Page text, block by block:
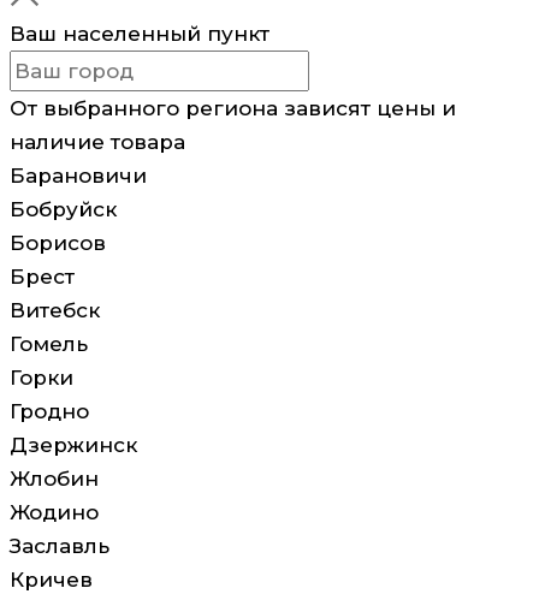
Ваш населенный пункт
От выбранного региона зависят цены и
наличие товара
Барановичи
Бобруйск
Борисов
Брест
Витебск
Гомель
Горки
Гродно
Дзержинск
Жлобин
Жодино
Заславль
Кричев